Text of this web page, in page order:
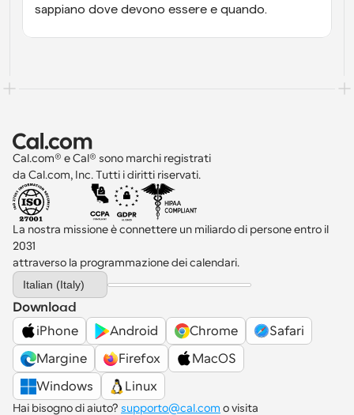
sappiano dove devono essere e quando.
Cal.com® e Cal® sono marchi registrati
da Cal.com, Inc. Tutti i diritti riservati.
La nostra missione è connettere un miliardo di persone entro il
2031
attraverso la programmazione dei calendari.
Select Language
Italian (Italy)
Download
iPhone
Android Chrome
Safari
Margine
Firefox
MacOS
Windows
Linux
Hai bisogno di aiuto? supporto@cal.com